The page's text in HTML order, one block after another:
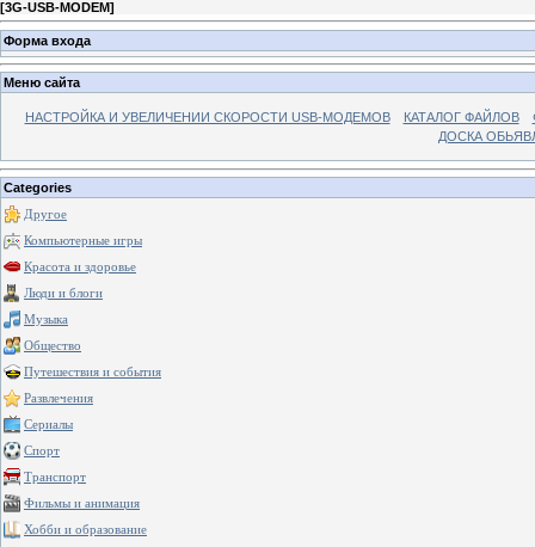
[3G-USB-MODEM]
Форма входа
Меню сайта
НАСТРОЙКА И УВЕЛИЧЕНИИ СКОРОСТИ USB-МОДЕМОВ КАТАЛОГ ФАЙЛОВ
ДОСКА
Categories
Другое
Компьютерные игры
Красота и здоровье
Люди и блоги
Музыка
Общество
Путешествия и события
Развлечения
Сериалы
Спорт
Транспорт
Фильмы и анимация
Хобби и образование